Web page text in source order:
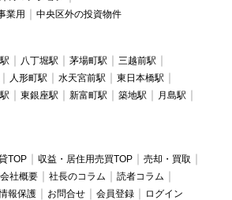
業用
中央区外の投資物件
八丁堀駅 茅場町駅
三越前駅
人形町駅 水天宮前駅
東日本橋駅
東銀座駅 新富町駅 築地駅
月島駅
TOP 収益・居住用売買TOP
売却・買取
会社概要 社長のコラム
読者コラム
報保護 お問合せ 会員登録 ログイン